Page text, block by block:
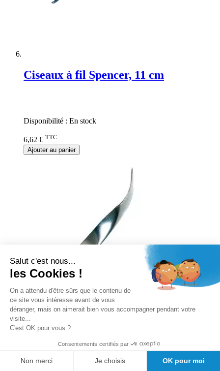
Ciseaux à fil Spencer, 11 cm
Disponibilité : En stock
6,62 € TTC
Ajouter au panier
Ôte-agrafes stérile métal 100 mm
LCH (lot de 50)
Salut c'est nous...
les Cookies !
On a attendu d'être sûrs que le contenu de
ce site vous intéresse avant de vous
déranger, mais on aimerait bien vous accompagner pendant votre
visite...
C'est OK pour vous ?
Consentements certifiés par
Non merci Je choisis OK pour moi